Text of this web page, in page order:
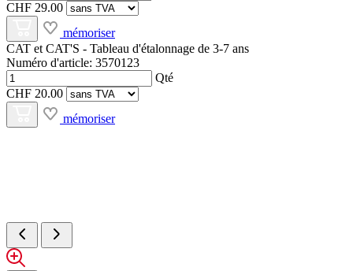
CHF 29.00
mémoriser
CAT et CAT'S - Tableau d'étalonnage de 3-7 ans
Numéro d'article: 3570123
Qté
CHF 20.00
mémoriser